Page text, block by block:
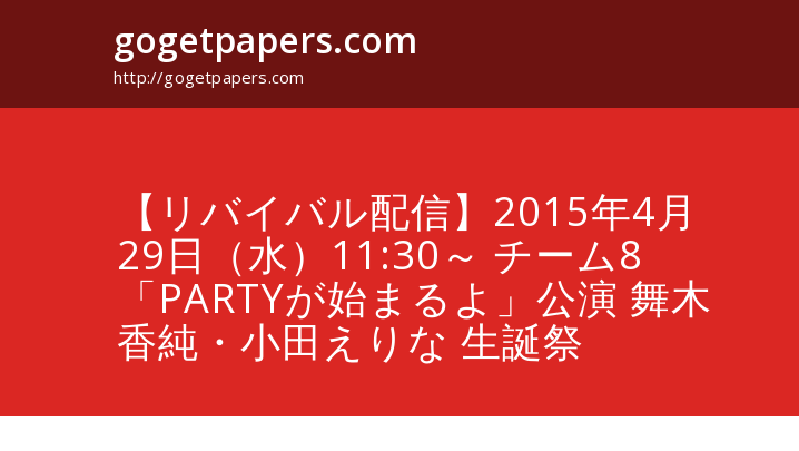
gogetpapers.com
http://gogetpapers.com
【リバイバル配信】2015年4月
29日（水）11:30～ チーム8
「PARTYが始まるよ」公演 舞木
香純・小田えりな 生誕祭